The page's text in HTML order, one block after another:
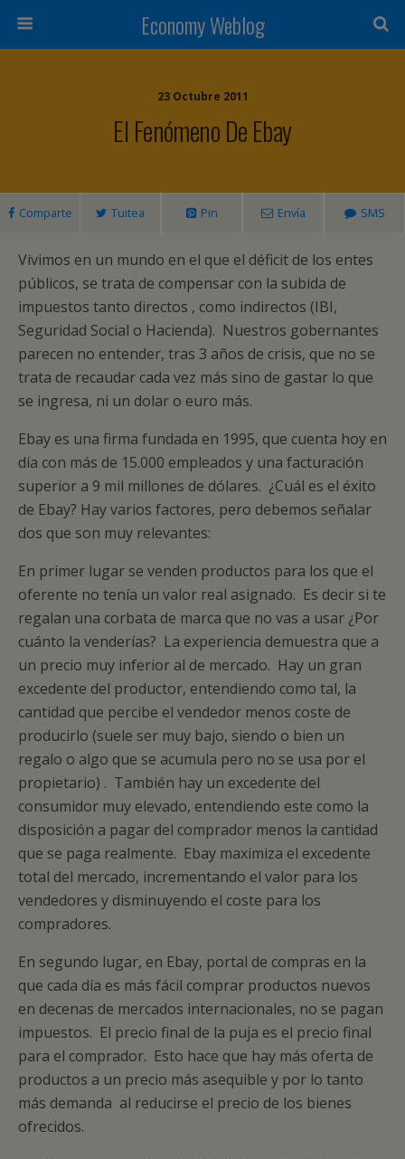
Economy Weblog
23 Octubre 2011
El Fenómeno De Ebay
Comparte Tuitea Pin Envía SMS
Vivimos en un mundo en el que el déficit de los entes
públicos, se trata de compensar con la subida de
impuestos tanto directos , como indirectos (IBI,
Seguridad Social o Hacienda). Nuestros gobernantes
parecen no entender, tras 3 años de crisis, que no se
trata de recaudar cada vez más sino de gastar lo que
se ingresa, ni un dolar o euro más.
Ebay es una firma fundada en 1995, que cuenta hoy en
día con más de 15.000 empleados y una facturación
superior a 9 mil millones de dólares. ¿Cuál es el éxito
de Ebay? Hay varios factores, pero debemos señalar
dos que son muy relevantes:
En primer lugar se venden productos para los que el
oferente no tenía un valor real asignado. Es decir si te
regalan una corbata de marca que no vas a usar ¿Por
cuánto la venderías? La experiencia demuestra que a
un precio muy inferior al de mercado. Hay un gran
excedente del productor, entendiendo como tal, la
cantidad que percibe el vendedor menos coste de
producirlo (suele ser muy bajo, siendo o bien un
regalo o algo que se acumula pero no se usa por el
propietario) . También hay un excedente del
consumidor muy elevado, entendiendo este como la
disposición a pagar del comprador menos la cantidad
que se paga realmente. Ebay maximiza el excedente
total del mercado, incrementando el valor para los
vendedores y disminuyendo el coste para los
compradores.
En segundo lugar, en Ebay, portal de compras en la
que cada día es más fácil comprar productos nuevos
en decenas de mercados internacionales, no se pagan
impuestos. El precio final de la puja es el precio final
para el comprador. Esto hace que hay más oferta de
productos a un precio más asequible y por lo tanto
más demanda al reducirse el precio de los bienes
ofrecidos.